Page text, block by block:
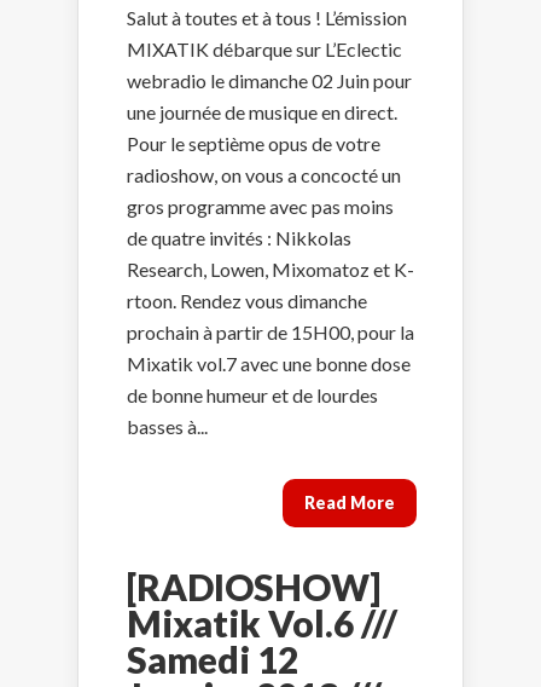
Salut à toutes et à tous ! L’émission
MIXATIK débarque sur L’Eclectic
webradio le dimanche 02 Juin pour
une journée de musique en direct.
Pour le septième opus de votre
radioshow, on vous a concocté un
gros programme avec pas moins
de quatre invités : Nikkolas
Research, Lowen, Mixomatoz et K-
rtoon. Rendez vous dimanche
prochain à partir de 15H00, pour la
Mixatik vol.7 avec une bonne dose
de bonne humeur et de lourdes
basses à...
Read More
[RADIOSHOW]
Mixatik Vol.6 ///
Samedi 12